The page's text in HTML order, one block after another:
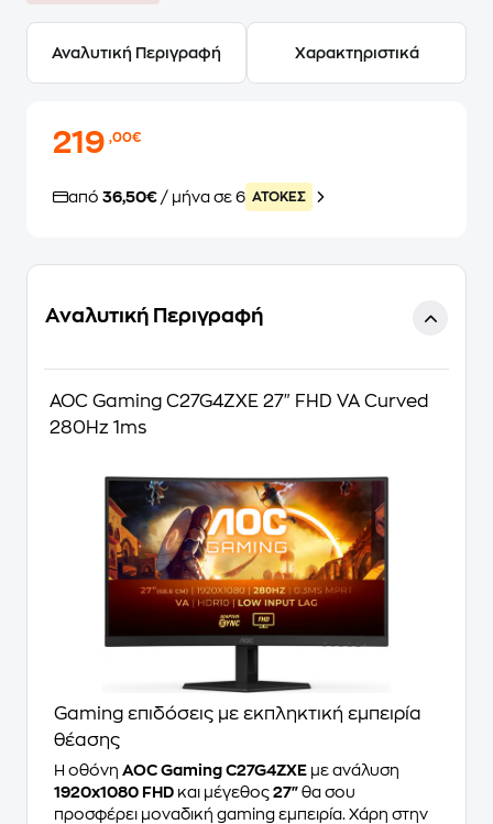
Αναλυτική Περιγραφή Χαρακτηριστικά
219,00€
από 36,50€ / μήνα σε 6 ATOKEΣ
Αναλυτική Περιγραφή
AOC Gaming C27G4ZXE 27" FHD VA Curved
280Hz 1ms
Gaming επιδόσεις με εκπληκτική εμπειρία
θέασης
Η οθόνη AOC Gaming C27G4ZXE με ανάλυση
1920x1080 FHD και μέγεθος 27" θα σου
προσφέρει μοναδική gaming εμπειρία. Χάρη στην